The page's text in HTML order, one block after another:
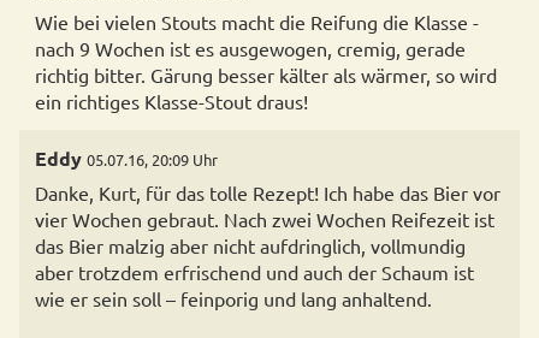
Wie bei vielen Stouts macht die Reifung die Klasse -
nach 9 Wochen ist es ausgewogen, cremig, gerade
richtig bitter. Gärung besser kälter als wärmer, so wird
ein richtiges Klasse-Stout draus!
Eddy 05.07.16, 20:09 Uhr
Danke, Kurt, für das tolle Rezept! Ich habe das Bier vor
vier Wochen gebraut. Nach zwei Wochen Reifezeit ist
das Bier malzig aber nicht aufdringlich, vollmundig
aber trotzdem erfrischend und auch der Schaum ist
wie er sein soll – feinporig und lang anhaltend.